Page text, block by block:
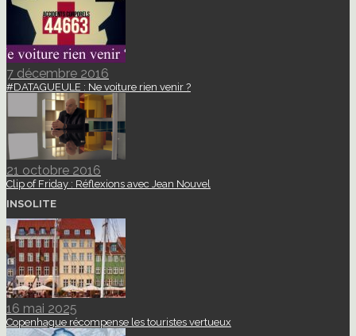
7 décembre 2016
#DATAGUEULE : Ne voiture rien venir ?
21 octobre 2016
Clip of Friday : Réflexions avec Jean Nouvel
INSOLITE
16 mai 2025
Copenhague récompense les touristes vertueux